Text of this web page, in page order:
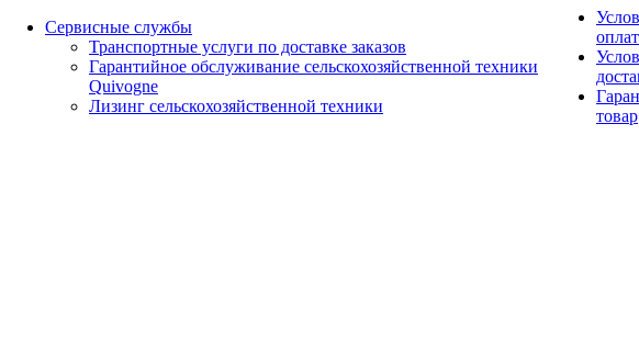
Сервисные службы
Транспортные услуги по доставке заказов
Гарантийное обслуживание сельскохозяйственной техники
Quivogne
Лизинг сельскохозяйственной техники
товар